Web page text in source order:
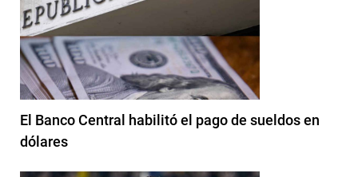
El Banco Central habilitó el pago de sueldos en
dólares